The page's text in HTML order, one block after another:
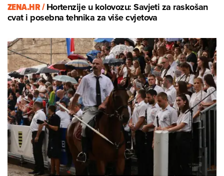
ZENA.HR /Hortenzije u kolovozu: Savjeti za raskošan
cvat i posebna tehnika za više cvjetova